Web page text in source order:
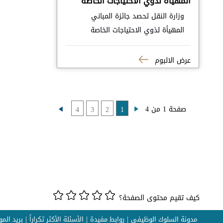
وزارة النقل تحصد جائزة المباني
المهيأة لذوي الاحتياجات الخاصة
عرض الالبوم
صفحة 1 من 4 1
2
3
4
كيف تقيم محتوى الصفحة؟
مدونة السلوك الوظيفي روابط مفيدة الأسئلة الأكثر تكراراً بريد